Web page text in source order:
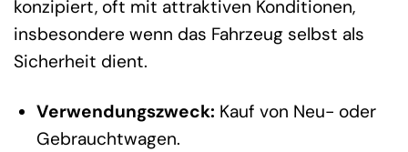
konzipiert, oft mit attraktiven Konditionen,
insbesondere wenn das Fahrzeug selbst als
Sicherheit dient.
Verwendungszweck: Kauf von Neu- oder
Gebrauchtwagen.